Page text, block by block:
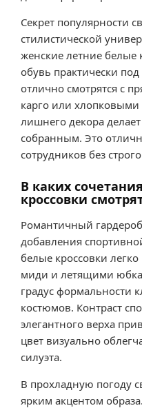
Секрет популярности
стилистической
женские летние белые
обувь практически
отлично смотрятся с
карго или
лишнего декора
собранным. Это
сотрудников без
В каких
кроссовки
Романтичный
добавления
белые кроссовки
миди и летящими
градус формальности
костюмов. Контраст
элегантного верха
цвет визуально
силуэта.
В прохладную погоду
ярким акцентом